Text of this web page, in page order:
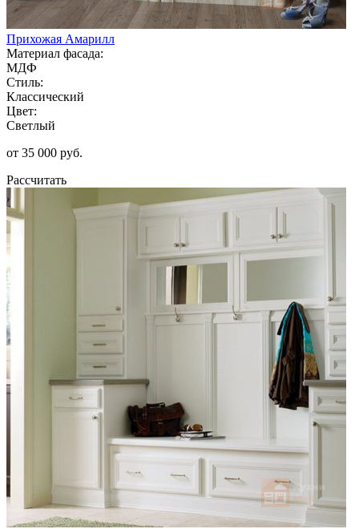
Прихожая Амарилл
Материал фасада:
МДФ
Стиль:
Классический
Цвет:
Светлый
от 35 000 руб.
Рассчитать